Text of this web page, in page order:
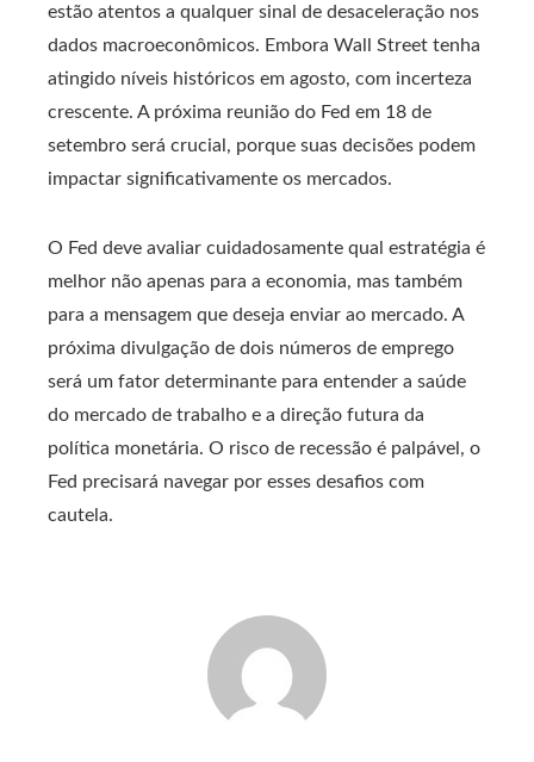
estão atentos a qualquer sinal de desaceleração nos
dados macroeconômicos. Embora Wall Street tenha
atingido níveis históricos em agosto, com incerteza
crescente. A próxima reunião do Fed em 18 de
setembro será crucial, porque suas decisões podem
impactar significativamente os mercados.
O Fed deve avaliar cuidadosamente qual estratégia é
melhor não apenas para a economia, mas também
para a mensagem que deseja enviar ao mercado. A
próxima divulgação de dois números de emprego
será um fator determinante para entender a saúde
do mercado de trabalho e a direção futura da
política monetária. O risco de recessão é palpável, o
Fed precisará navegar por esses desafios com
cautela.